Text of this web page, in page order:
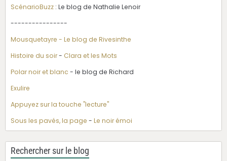
ScénarioBuzz : Le blog de Nathalie Lenoir
----------------
Mousquetayre - Le blog de Rivesinthe
Histoire du soir- Clara et les Mots
Polar noir et blanc - le blog de Richard
Exulire
Appuyez sur la touche "lecture"
Sous les pavés, la page - Le noir émoi
Rechercher sur le blog